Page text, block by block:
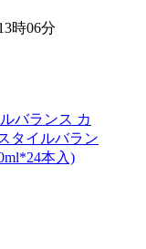
時06分
バランス カ
タイルバラン
本入)